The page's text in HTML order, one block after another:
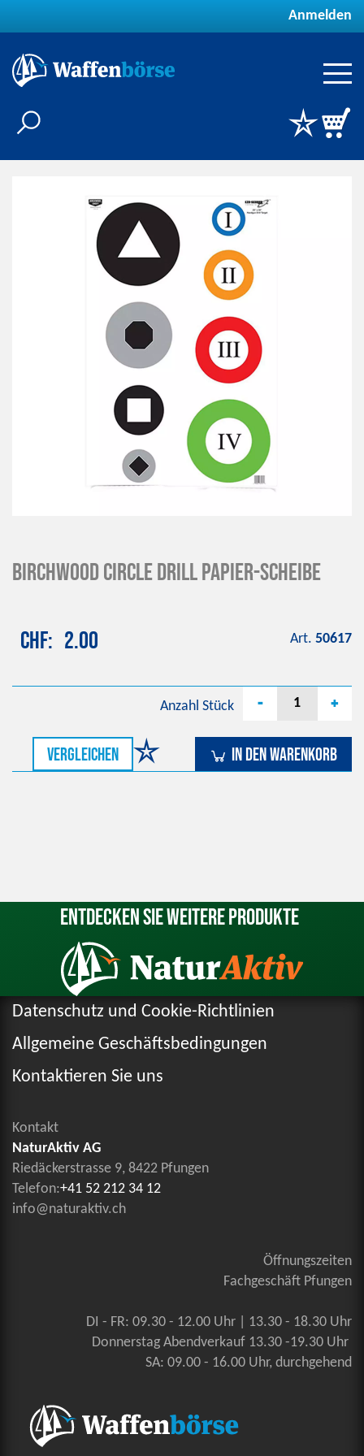
Anmelden
BIRCHWOOD Circle Drill Papier-Scheibe
CHF 2.00 Art. 50617
vergleichen
Anzahl Stück - +
In den Warenkorb
Entdecken Sie weitere Produkte
Datenschutz und Cookie-Richtlinien
Allgemeine Geschäftsbedingungen
Kontaktieren Sie uns
Kontakt
NaturAktiv AG
Riedäckerstrasse 9, 8422 Pfungen
Telefon:+41 52 212 34 12
info@naturaktiv.ch
Öffnungszeiten
Fachgeschäft Pfungen
DI - FR: 09.30 - 12.00 Uhr | 13.30 - 18.30 Uhr
Donnerstag Abendverkauf 13.30 -19.30 Uhr
SA: 09.00 - 16.00 Uhr, durchgehend